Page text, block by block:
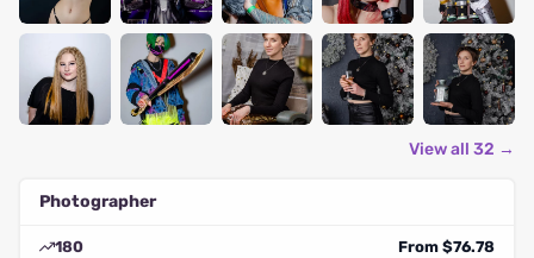
View all 32 →
Photographer
180 From $76.78